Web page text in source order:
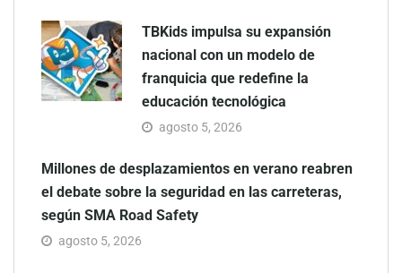
TBKids impulsa su expansión
nacional con un modelo de
franquicia que redefine la
educación tecnológica
agosto 5, 2026
Millones de desplazamientos en verano reabren
el debate sobre la seguridad en las carreteras,
según SMA Road Safety
agosto 5, 2026